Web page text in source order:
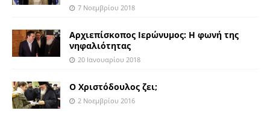
7 Νοεμβρίου 2018
Aρχιεπίσκοπος Ιερώνυμος: Η φωνή της
νηφαλιότητας
20 Ιανουαρίου 2018
Ο Χριστόδουλος ζει;
2 Νοεμβρίου 2016